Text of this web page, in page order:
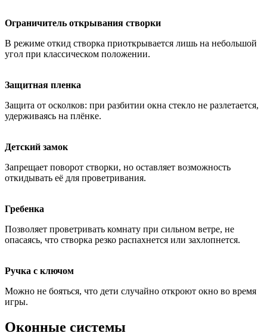
Ограничитель открывания створки
В режиме откид створка приоткрывается лишь на небольшой
угол при классическом положении.
Защитная пленка
Защита от осколков: при разбитии окна стекло не разлетается,
удерживаясь на плёнке.
Детский замок
Запрещает поворот створки, но оставляет возможность
откидывать её для проветривания.
Гребенка
Позволяет проветривать комнату при сильном ветре, не
опасаясь, что створка резко распахнется или захлопнется.
Ручка с ключом
Можно не бояться, что дети случайно откроют окно во время
игры.
Оконные системы